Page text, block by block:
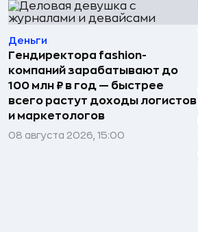
Деньги
Гендиректора fashion-
компаний зарабатывают до
100 млн ₽ в год — быстрее
всего растут доходы логистов
и маркетологов
08 августа 2026, 15:00